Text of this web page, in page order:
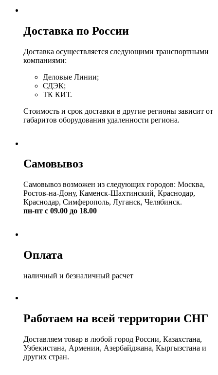
Доставка по России
Доставка осуществляется следующими транспортными
компаниями:
Деловые Линии;
СДЭК;
ТК КИТ.
Стоимость и срок доставки в другие регионы зависит от
габаритов оборудования удаленности региона.
Самовывоз
Самовывоз возможен из следующих городов: Москва,
Ростов-на-Дону, Каменск-Шахтинский, Краснодар,
Краснодар, Симферополь, Луганск, Челябинск.
пн-пт с 09.00 до 18.00
Оплата
наличный и безналичный расчет
Работаем на всей территории СНГ
Доставляем товар в любой город России, Казахстана,
Узбекистана, Армении, Азербайджана, Кыргызстана и
других стран.